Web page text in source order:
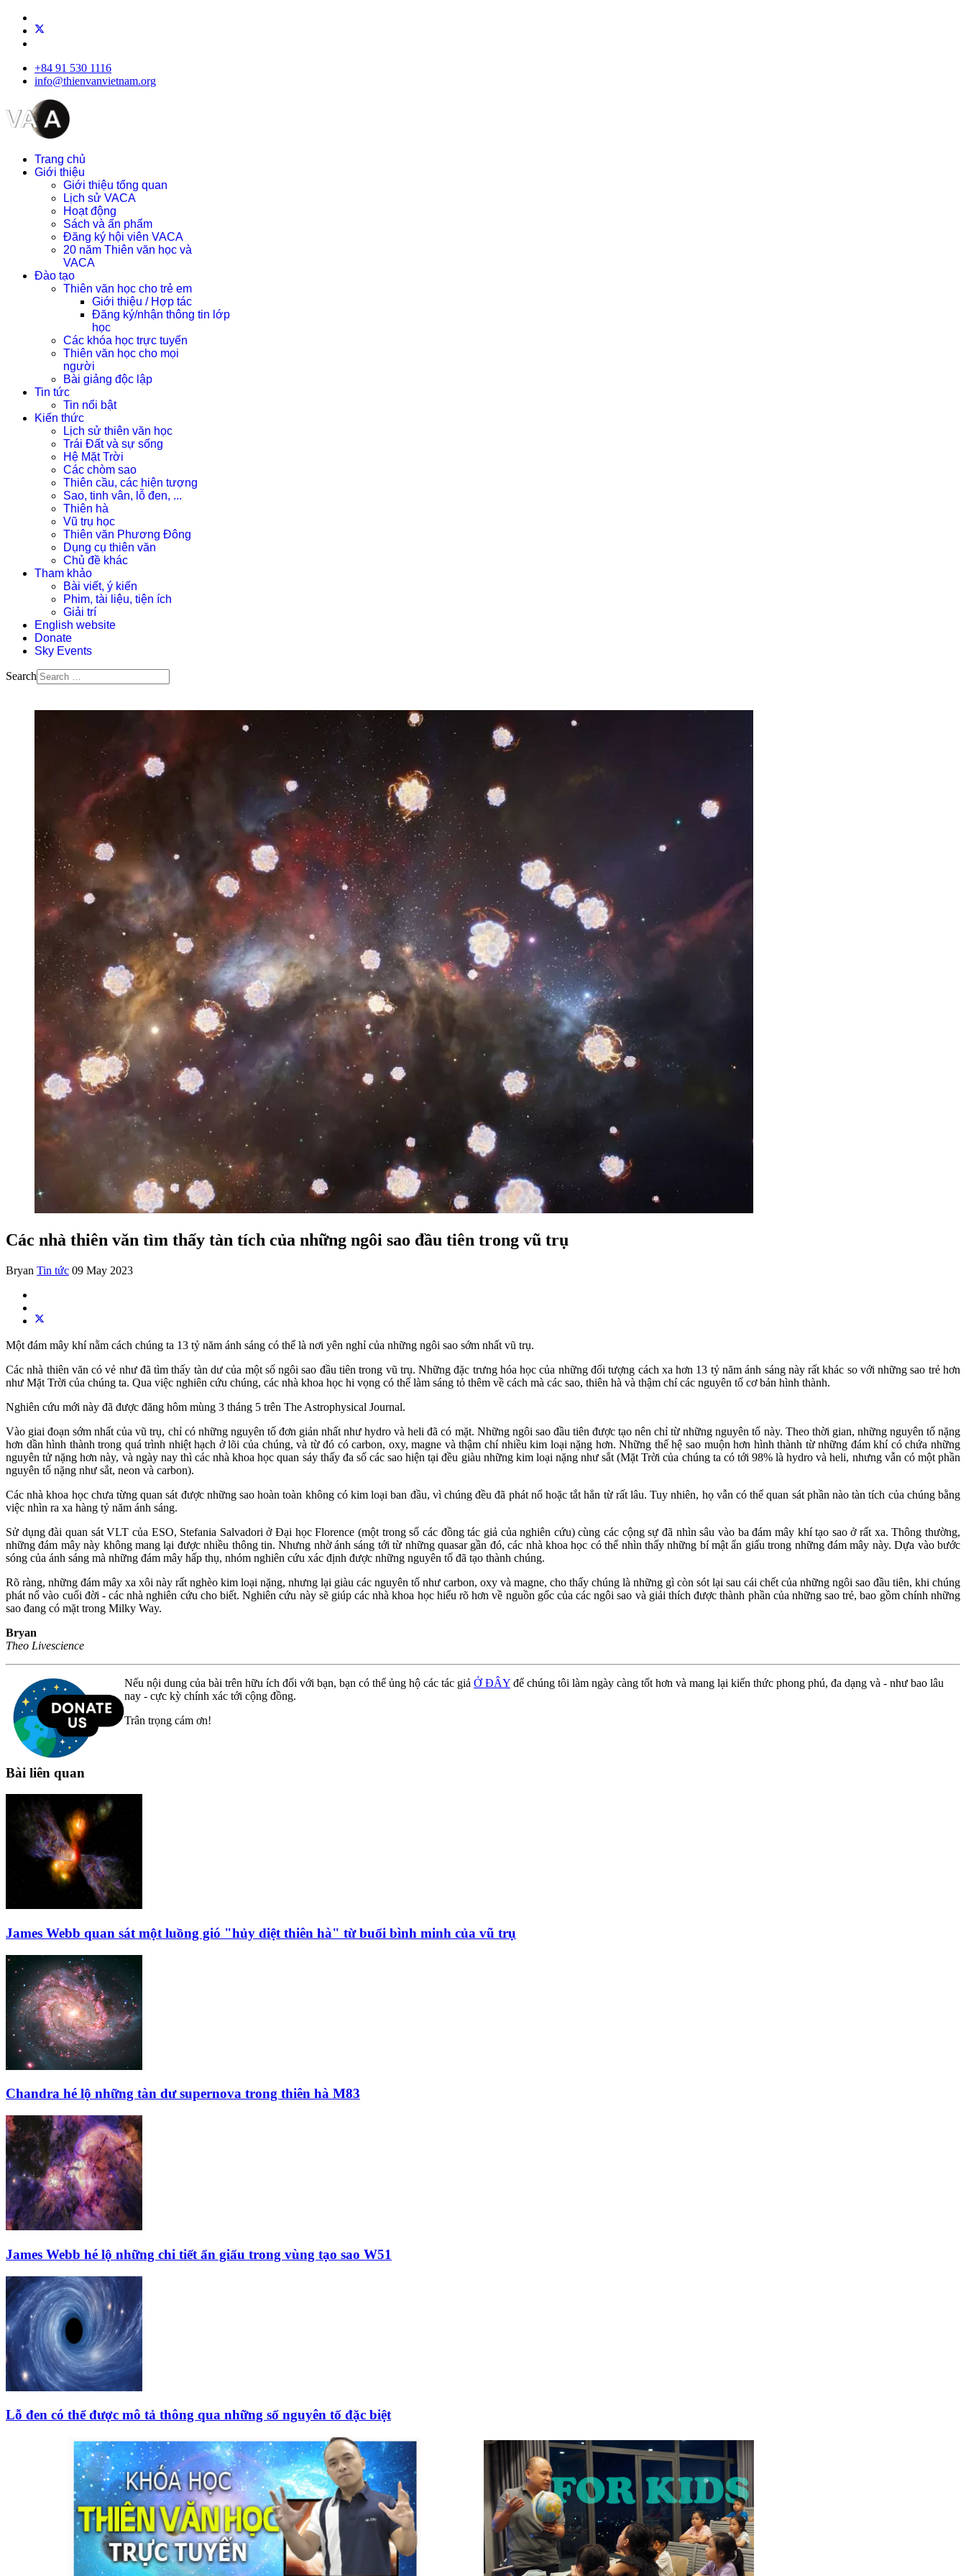
+84 91 530 1116
info@thienvanvietnam.org
Trang chủ
Giới thiệu
Giới thiệu tổng quan
Lịch sử VACA
Hoạt động
Sách và ấn phẩm
Đăng ký hội viên VACA
20 năm Thiên văn học và
VACA
Đào tạo
Thiên văn học cho trẻ em
Giới thiệu / Hợp tác
Đăng ký/nhận thông tin lớp
học
Các khóa học trực tuyến
Thiên văn học cho mọi
người
Bài giảng độc lập
Tin tức
Tin nổi bật
Kiến thức
Lịch sử thiên văn học
Trái Đất và sự sống
Hệ Mặt Trời
Các chòm sao
Thiên cầu, các hiện tượng
Sao, tinh vân, lỗ đen, ...
Thiên hà
Vũ trụ học
Thiên văn Phương Đông
Dụng cụ thiên văn
Chủ đề khác
Tham khảo
Bài viết, ý kiến
Phim, tài liệu, tiện ích
Giải trí
English website
Donate
Sky Events
Search
Các nhà thiên văn tìm thấy tàn tích của những ngôi sao đầu tiên trong vũ trụ
Bryan Tin tức 09 May 2023
Một đám mây khí nằm cách chúng ta 13 tỷ năm ánh sáng có thể là nơi yên nghỉ của những ngôi sao sớm nhất vũ trụ.
Các nhà thiên văn có vẻ như đã tìm thấy tàn dư của một số ngôi sao đầu tiên trong vũ trụ. Những đặc trưng hóa học của những đối tượng cách xa hơn 13 tỷ năm ánh sáng này rất khác so với những sao trẻ hơn
như Mặt Trời của chúng ta. Qua việc nghiên cứu chúng, các nhà khoa học hi vọng có thể làm sáng tỏ thêm về cách mà các sao, thiên hà và thậm chí các nguyên tố cơ bản hình thành.
Nghiên cứu mới này đã được đăng hôm mùng 3 tháng 5 trên The Astrophysical Journal.
Vào giai đoạn sớm nhất của vũ trụ, chỉ có những nguyên tố đơn giản nhất như hydro và heli đã có mặt. Những ngôi sao đầu tiên được tạo nên chỉ từ những nguyên tố này. Theo thời gian, những nguyên tố nặng
hơn dần hình thành trong quá trình nhiệt hạch ở lõi của chúng, và từ đó có carbon, oxy, magne và thậm chí nhiều kim loại nặng hơn. Những thế hệ sao muộn hơn hình thành từ những đám khí có chứa những
nguyên tử nặng hơn này, và ngày nay thì các nhà khoa học quan sáy thấy đa số các sao hiện tại đều giàu những kim loại nặng như sắt (Mặt Trời của chúng ta có tới 98% là hydro và heli, nhưng vẫn có một phần
nguyên tố nặng như sắt, neon và carbon).
Các nhà khoa học chưa từng quan sát được những sao hoàn toàn không có kim loại ban đầu, vì chúng đều đã phát nổ hoặc tắt hẳn từ rất lâu. Tuy nhiên, họ vẫn có thể quan sát phần nào tàn tích của chúng bằng
việc nhìn ra xa hàng tỷ năm ánh sáng.
Sử dụng đài quan sát VLT của ESO, Stefania Salvadori ở Đại học Florence (một trong số các đồng tác giả của nghiên cứu) cùng các cộng sự đã nhìn sâu vào ba đám mây khí tạo sao ở rất xa. Thông thường,
những đám mây này không mang lại được nhiều thông tin. Nhưng nhờ ánh sáng tới từ những quasar gần đó, các nhà khoa học có thể nhìn thấy những bí mật ẩn giấu trong những đám mây này. Dựa vào bước
sóng của ánh sáng mà những đám mây hấp thụ, nhóm nghiên cứu xác định được những nguyên tố đã tạo thành chúng.
Rõ ràng, những đám mây xa xôi này rất nghèo kim loại nặng, nhưng lại giàu các nguyên tố như carbon, oxy và magne, cho thấy chúng là những gì còn sót lại sau cái chết của những ngôi sao đầu tiên, khi chúng
phát nổ vào cuối đời - các nhà nghiên cứu cho biết. Nghiên cứu này sẽ giúp các nhà khoa học hiểu rõ hơn về nguồn gốc của các ngôi sao và giải thích được thành phần của những sao trẻ, bao gồm chính những
sao đang có mặt trong Milky Way.
Bryan
Theo Livescience
Nếu nội dung của bài trên hữu ích đối với bạn, bạn có thể ủng hộ các tác giả Ở ĐÂY để chúng tôi làm ngày càng tốt hơn và mang lại kiến thức phong phú, đa dạng và - như bao lâu
nay - cực kỳ chính xác tới cộng đồng.
Trân trọng cám ơn!
Bài liên quan
James Webb quan sát một luồng gió "hủy diệt thiên hà" từ buổi bình minh của vũ trụ
Chandra hé lộ những tàn dư supernova trong thiên hà M83
James Webb hé lộ những chi tiết ẩn giấu trong vùng tạo sao W51
Lỗ đen có thể được mô tả thông qua những số nguyên tố đặc biệt